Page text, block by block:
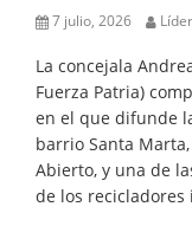
7 julio, 2026
La concejala
Fuerza Patria)
en el que difunde
barrio Santa
Abierto, y una de
de los